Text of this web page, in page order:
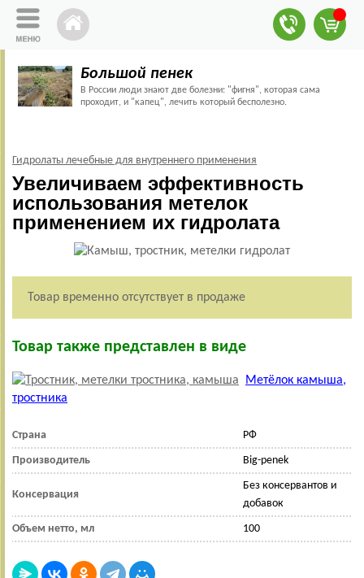
Большой пенек
В России люди знают две болезни: "фигня", которая сама
проходит, и "капец", лечить который бесполезно.
Гидролаты лечебные для внутреннего применения
Увеличиваем эффективность
использования метелок
применением их гидролата
Товар временно отсутствует в продаже
Товар также представлен в виде
Метёлок камыша,
тростника
Страна РФ
Производитель Big-penek
Консервация
Без консервантов и
добавок
Объем нетто, мл 100